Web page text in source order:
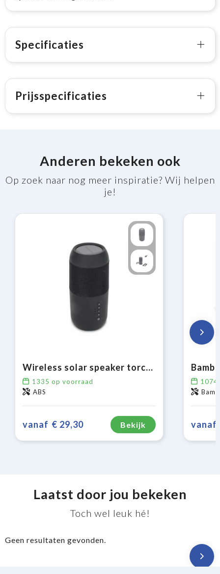
Specificaties
Prijsspecificaties
Anderen bekeken ook
Op zoek naar nog meer inspiratie? Wij helpen
je!
Wireless solar speaker torch 2x5W IPX6
1335 op voorraad
ABS
vanaf € 29,30 Bekijk
1074
vanaf
Laatst door jou bekeken
Toch wel leuk hé!
Geen resultaten gevonden.